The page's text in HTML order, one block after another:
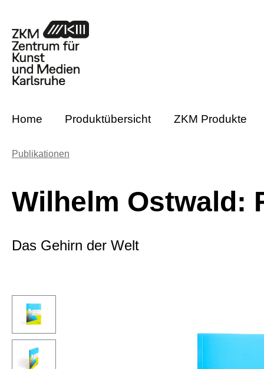
Home Produktübersicht ZKM Produkte
Publikationen
Wilhelm Ostwald:
Das Gehirn der Welt
Bildergalerie überspringen